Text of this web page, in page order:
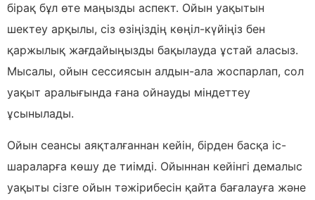
бірақ бұл өте маңызды аспект. Ойын уақытын
шектеу арқылы, сіз өзіңіздің көңіл-күйіңіз бен
қаржылық жағдайыңызды бақылауда ұстай аласыз.
Мысалы, ойын сессиясын алдын-ала жоспарлап, сол
уақыт аралығында ғана ойнауды міндеттеу
ұсынылады.
Ойын сеансы аяқталғаннан кейін, бірден басқа іс-
шараларға көшу де тиімді. Ойыннан кейінгі демалыс
уақыты сізге ойын тәжірибесін қайта бағалауға және